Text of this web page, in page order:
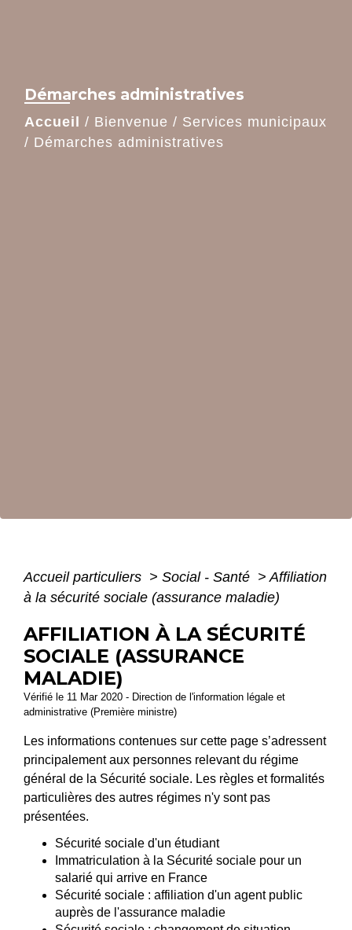
Démarches administratives
Accueil / Bienvenue / Services municipaux
/ Démarches administratives
Accueil particuliers > Social - Santé > Affiliation
à la sécurité sociale (assurance maladie)
AFFILIATION À LA SÉCURITÉ
SOCIALE (ASSURANCE
MALADIE)
Vérifié le 11 Mar 2020 - Direction de l'information légale et
administrative (Première ministre)
Les informations contenues sur cette page s’adressent
principalement aux personnes relevant du régime
général de la Sécurité sociale. Les règles et formalités
particulières des autres régimes n'y sont pas
présentées.
Sécurité sociale d'un étudiant
Immatriculation à la Sécurité sociale pour un
salarié qui arrive en France
Sécurité sociale : affiliation d'un agent public
auprès de l'assurance maladie